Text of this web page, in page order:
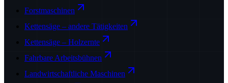
Forstmaschinen
Kettensäge – andere Tätigkeiten
Kettensäge – Holzernte
Fahrbare Arbeitsbühnen
Landwirtschaftliche Maschinen